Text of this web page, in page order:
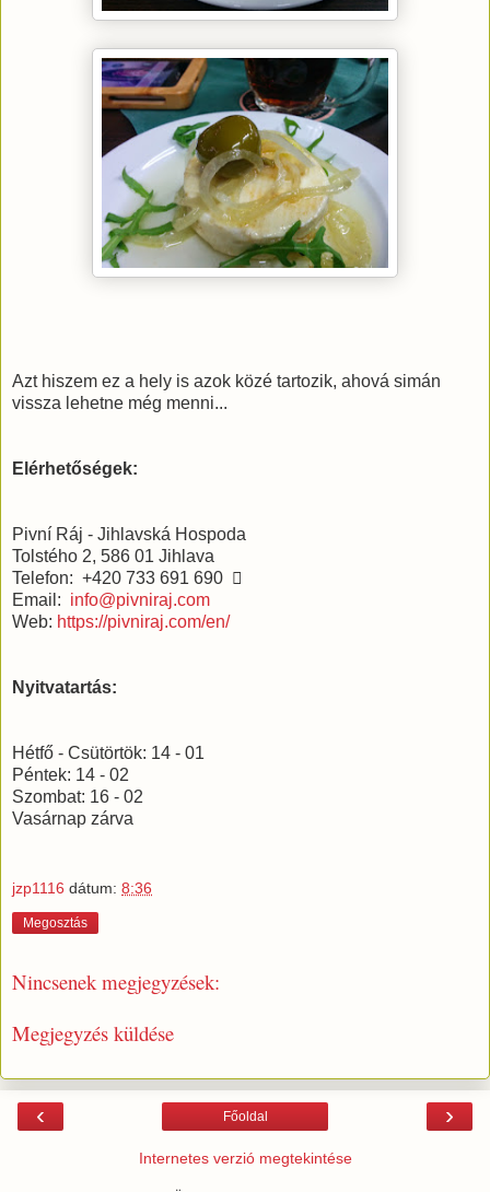
Azt hiszem ez a hely is azok közé tartozik, ahová simán
vissza lehetne még menni...
Elérhetőségek:
Pivní Ráj - Jihlavská Hospoda
Tolstého 2, 586 01 Jihlava
Telefon: +420 733 691 690 
Email: info@pivniraj.com
Web: https://pivniraj.com/en/
Nyitvatartás:
Hétfő - Csütörtök: 14 - 01
Péntek: 14 - 02
Szombat: 16 - 02
Vasárnap zárva
jzp1116 dátum: 8:36
Megosztás
Nincsenek megjegyzések:
Megjegyzés küldése
‹ ›
Főoldal
Internetes verzió megtekintése